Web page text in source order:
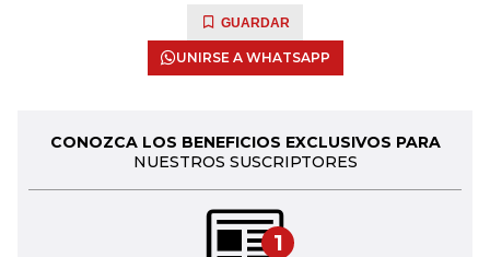
GUARDAR
UNIRSE A WHATSAPP
CONOZCA LOS BENEFICIOS EXCLUSIVOS PARA
NUESTROS SUSCRIPTORES
1